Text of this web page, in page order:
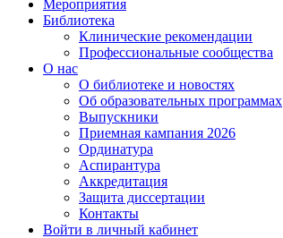
Мероприятия
Библиотека
Клинические рекомендации
Профессиональные сообщества
О нас
О библиотеке и новостях
Об образовательных программах
Выпускники
Приемная кампания 2026
Ординатура
Аспирантура
Аккредитация
Защита диссертации
Контакты
Войти в личный кабинет